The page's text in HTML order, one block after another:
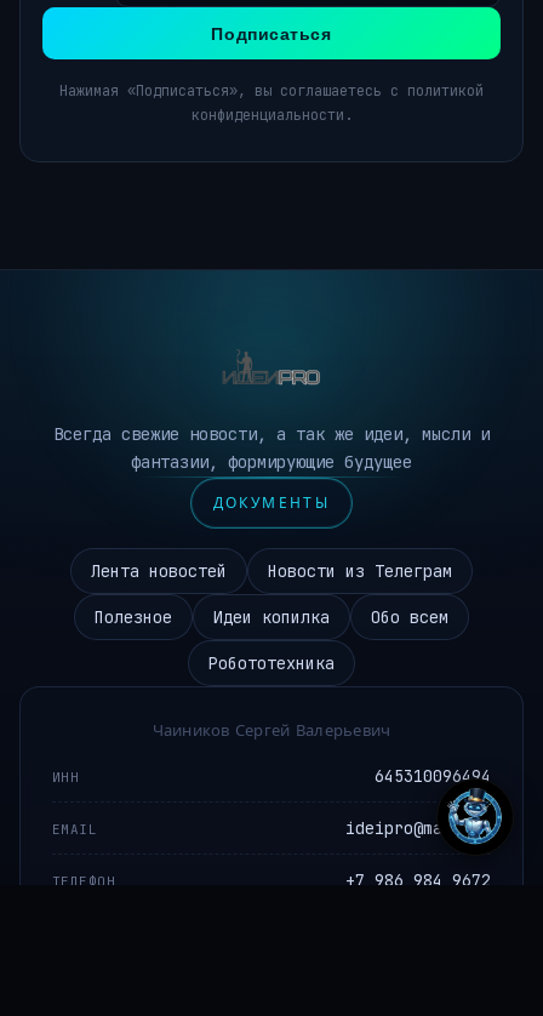
Подписаться
Нажимая «Подписаться», вы соглашаетесь с политикой
конфиденциальности.
Всегда свежие новости, а так же идеи, мысли и
фантазии, формирующие будущее
ДОКУМЕНТЫ
Лента новостей Новости из Телеграм
Полезное Идеи копилка Обо всем
Робототехника
Чаиников Сергей Валерьевич
ИНН 645310096494
EMAIL ideipro@mail.ru
ТЕЛЕФОН +7 986 984 9672